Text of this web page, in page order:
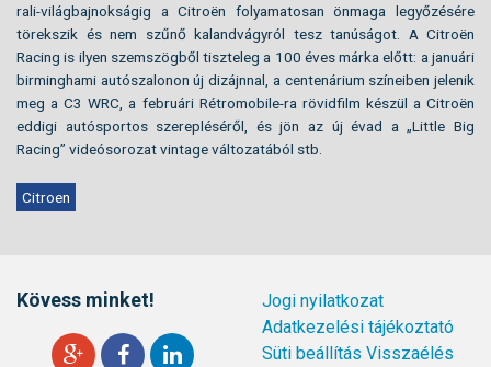
rali-világbajnokságig a Citroën folyamatosan önmaga legyőzésére
törekszik és nem szűnő kalandvágyról tesz tanúságot. A Citroën
Racing is ilyen szemszögből tiszteleg a 100 éves márka előtt: a januári
birminghami autószalonon új dizájnnal, a centenárium színeiben jelenik
meg a C3 WRC, a februári Rétromobile-ra rövidfilm készül a Citroën
eddigi autósportos szerepléséről, és jön az új évad a „Little Big
Racing” videósorozat vintage változatából stb.
Citroen
Kövess minket!
Jogi nyilatkozat
Adatkezelési tájékoztató
Süti beállítás Visszaélés